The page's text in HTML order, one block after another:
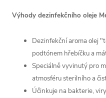
Výhody dezinfekčního oleje
Dezinfekční aroma olej
podtónem hřebíčku a
Speciálně vyvinutý pro
atmosféru sterilního a
Účinkuje na bakterie,